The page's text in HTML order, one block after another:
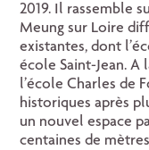
2019. Il rassemble
Meung sur Loire
existantes, dont
école Saint-Jean. A
l’école Charles de
historiques après
un nouvel espace
centaines de